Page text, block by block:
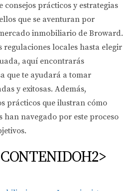
consejos prácticos y estrategias
que se aventuran por
inmobiliario de Broward.
regulaciones locales hasta elegir
aquí encontrarás
que te ayudará a tomar
y exitosas. Además,
prácticos que ilustran cómo
han navegado por este proceso